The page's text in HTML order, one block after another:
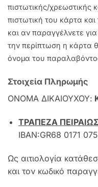
πιστωτικής/χρεωστικής
πιστωτική του κάρτα και
και αν παραγγέλνετε
την περίπτωση η κάρτα
όνομα του
Στοιχεία Πληρωμής
ΟΝΟΜΑ ΔΙΚΑΙΟΥΧΟΥ:
ΤΡΑΠΕΖΑ
IBAN:GR68 0171
Ως αιτιολογία
και τον κωδικό